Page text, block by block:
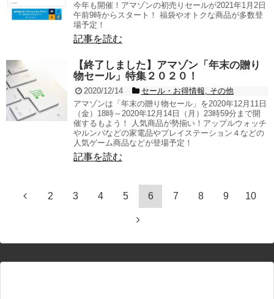
今年も開催！アマゾンの初売りセールが2021年1月2日
午前9時からスタート！ 福袋やオトクな商品が多数登
場予定！
記事を読む
【終了しました】アマゾン「年末の贈り
物セール」特集２０２０！
2020/12/14 セール・お得情報, その他
アマゾンは「年末の贈り物セール」を2020年12月11日
（金）18時～2020年12月14日（月）23時59分まで開
催するもよう！ 人気商品が勢揃い！アップルウォッチ
やルンバなどの家電品やプレイステーション４などの
人気ゲーム商品などが登場予定！
記事を読む
2 3 4 5 6 7 8 9 10